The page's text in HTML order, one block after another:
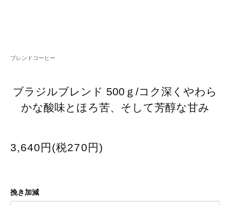
ブレンドコーヒー
ブラジルブレンド 500ｇ/コク深くやわら
かな酸味とほろ苦、そして芳醇な甘み
3,640円(税270円)
挽き加減